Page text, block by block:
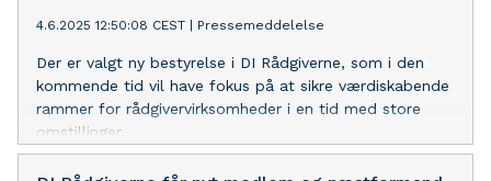
4.6.2025 12:50:08 CEST Pressemeddelelse
Der er valgt ny bestyrelse i DI Rådgiverne, som i den
kommende tid vil have fokus på at sikre værdiskabende
rammer for rådgivervirksomheder i en tid med store
omstillinger.